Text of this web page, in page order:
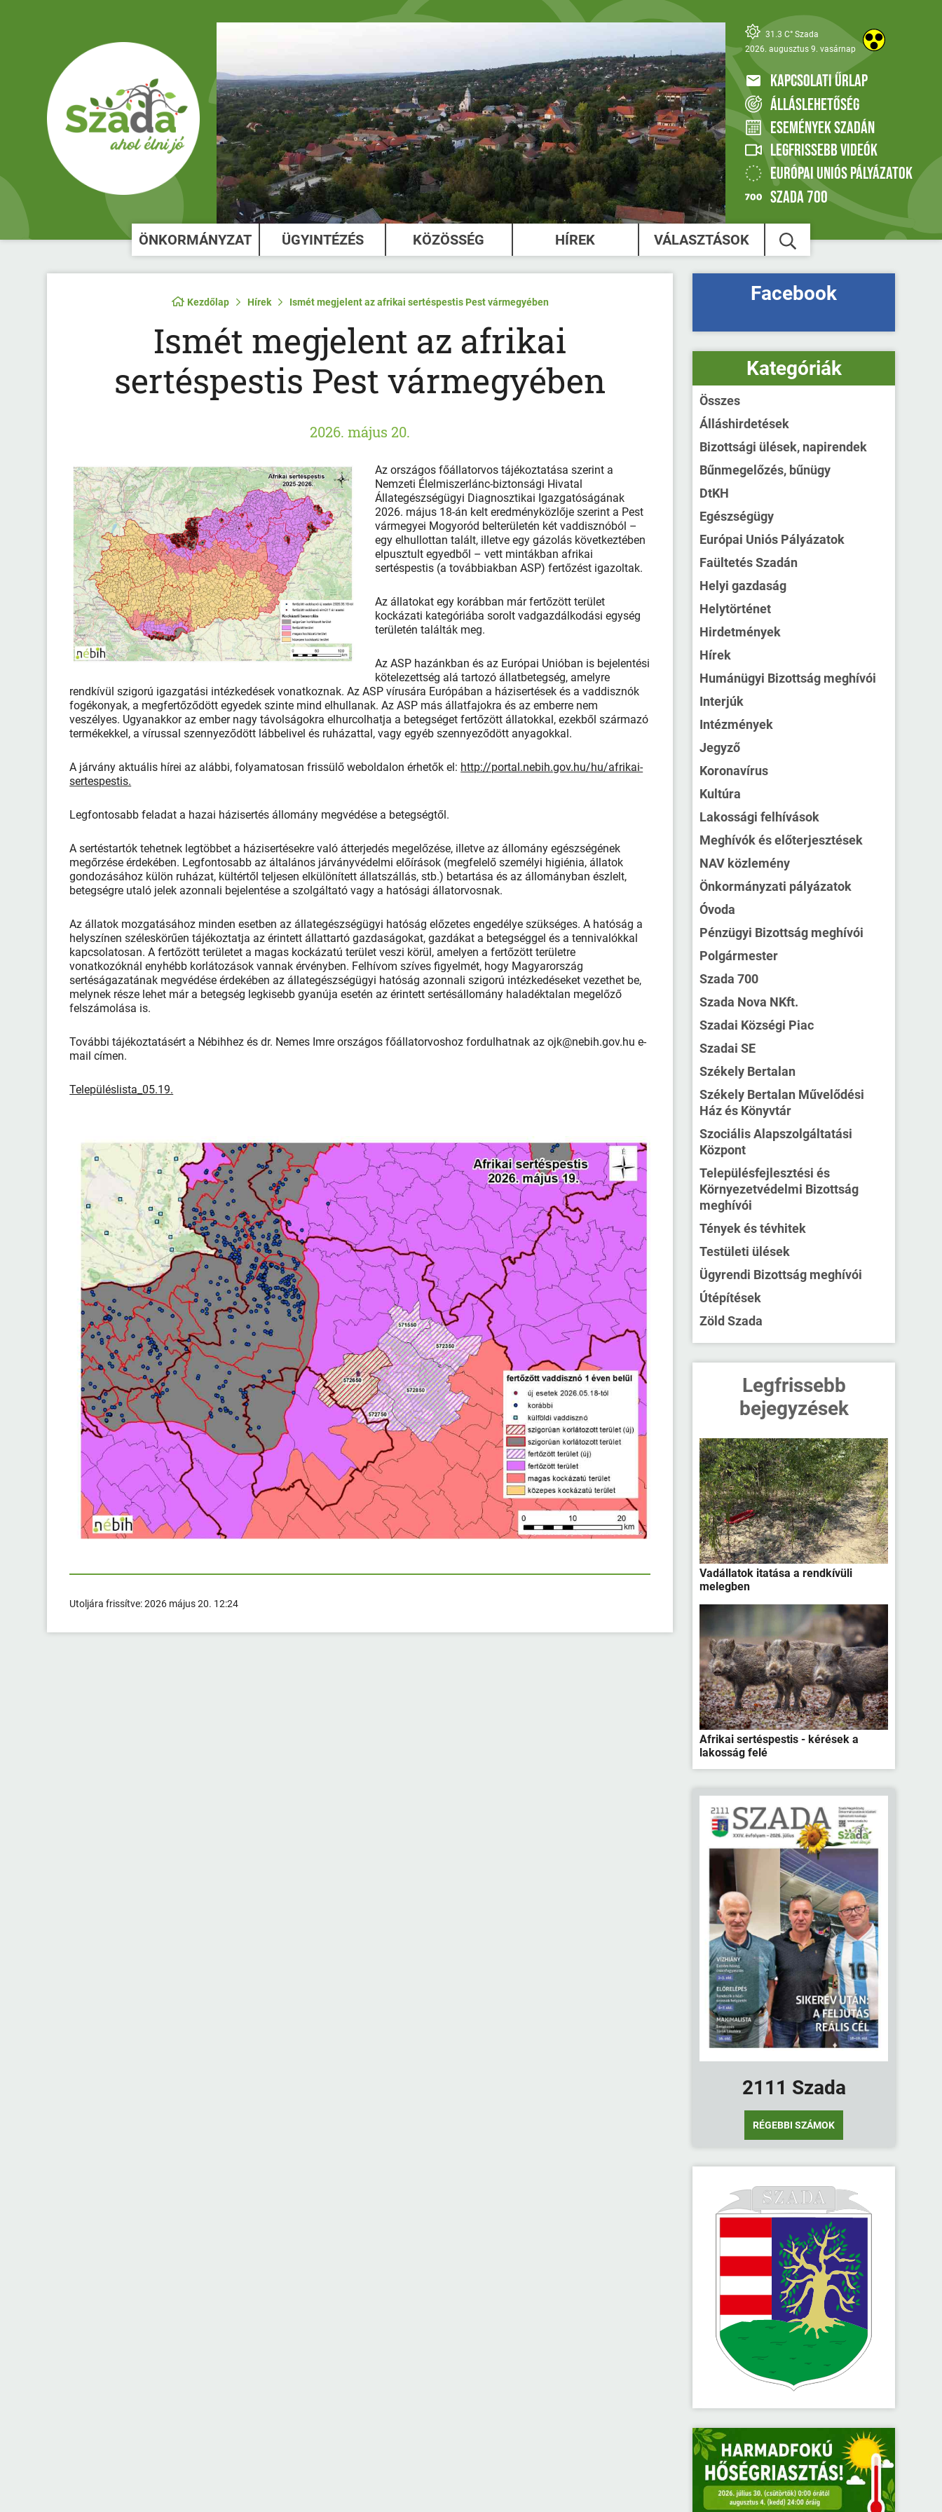
31.3 C° Szada
2026. augusztus 9. vasárnap
KAPCSOLATI ŰRLAP
ÁLLÁSLEHETŐSÉG
ESEMÉNYEK SZADÁN
LEGFRISSEBB VIDEÓK
EURÓPAI UNIÓS PÁLYÁZATOK
SZADA 700
ÖNKORMÁNYZAT ÜGYINTÉZÉS KÖZÖSSÉG HÍREK VÁLASZTÁSOK
Kezdőlap Hírek Ismét megjelent az afrikai sertéspestis Pest vármegyében
Ismét megjelent az afrikai
sertéspestis Pest vármegyében
2026. május 20.
Az országos főállatorvos tájékoztatása szerint a
Nemzeti Élelmiszerlánc-biztonsági Hivatal
Állategészségügyi Diagnosztikai Igazgatóságának
2026. május 18-án kelt eredményközlője szerint a Pest
vármegyei Mogyoród belterületén két vaddisznóból –
egy elhullottan talált, illetve egy gázolás következtében
elpusztult egyedből – vett mintákban afrikai
sertéspestis (a továbbiakban ASP) fertőzést igazoltak.
Az állatokat egy korábban már fertőzött terület
kockázati kategóriába sorolt vadgazdálkodási egység
területén találták meg.
Az ASP hazánkban és az Európai Unióban is bejelentési
kötelezettség alá tartozó állatbetegség, amelyre
rendkívül szigorú igazgatási intézkedések vonatkoznak. Az ASP vírusára Európában a házisertések és a vaddisznók
fogékonyak, a megfertőződött egyedek szinte mind elhullanak. Az ASP más állatfajokra és az emberre nem
veszélyes. Ugyanakkor az ember nagy távolságokra elhurcolhatja a betegséget fertőzött állatokkal, ezekből származó
termékekkel, a vírussal szennyeződött lábbelivel és ruházattal, vagy egyéb szennyeződött anyagokkal.
A járvány aktuális hírei az alábbi, folyamatosan frissülő weboldalon érhetők el: http://portal.nebih.gov.hu/hu/afrikai-
sertespestis.
Legfontosabb feladat a hazai házisertés állomány megvédése a betegségtől.
A sertéstartók tehetnek legtöbbet a házisertésekre való átterjedés megelőzése, illetve az állomány egészségének
megőrzése érdekében. Legfontosabb az általános járványvédelmi előírások (megfelelő személyi higiénia, állatok
gondozásához külön ruházat, kültértől teljesen elkülönített állatszállás, stb.) betartása és az állományban észlelt,
betegségre utaló jelek azonnali bejelentése a szolgáltató vagy a hatósági állatorvosnak.
Az állatok mozgatásához minden esetben az állategészségügyi hatóság előzetes engedélye szükséges. A hatóság a
helyszínen széleskörűen tájékoztatja az érintett állattartó gazdaságokat, gazdákat a betegséggel és a tennivalókkal
kapcsolatosan. A fertőzött területet a magas kockázatú terület veszi körül, amelyen a fertőzött területre
vonatkozóknál enyhébb korlátozások vannak érvényben. Felhívom szíves figyelmét, hogy Magyarország
sertéságazatának megvédése érdekében az állategészségügyi hatóság azonnali szigorú intézkedéseket vezethet be,
melynek része lehet már a betegség legkisebb gyanúja esetén az érintett sertésállomány haladéktalan megelőző
felszámolása is.
További tájékoztatásért a Nébihhez és dr. Nemes Imre országos főállatorvoshoz fordulhatnak az ojk@nebih.gov.hu e-
mail címen.
Településlista_05.19.
Utoljára frissítve:2026 május 20. 12:24
Facebook
Kategóriák
Összes
Álláshirdetések
Bizottsági ülések, napirendek
Bűnmegelőzés, bűnügy
DtKH
Egészségügy
Európai Uniós Pályázatok
Faültetés Szadán
Helyi gazdaság
Helytörténet
Hirdetmények
Hírek
Humánügyi Bizottság meghívói
Interjúk
Intézmények
Jegyző
Koronavírus
Kultúra
Lakossági felhívások
Meghívók és előterjesztések
NAV közlemény
Önkormányzati pályázatok
Óvoda
Pénzügyi Bizottság meghívói
Polgármester
Szada 700
Szada Nova NKft.
Szadai Községi Piac
Szadai SE
Székely Bertalan
Székely Bertalan Művelődési
Ház és Könyvtár
Szociális Alapszolgáltatási
Központ
Településfejlesztési és
Környezetvédelmi Bizottság
meghívói
Tények és tévhitek
Testületi ülések
Ügyrendi Bizottság meghívói
Útépítések
Zöld Szada
Legfrissebb
bejegyzések
Vadállatok itatása a rendkívüli
melegben
Afrikai sertéspestis - kérések a
lakosság felé
2111 Szada
RÉGEBBI SZÁMOK